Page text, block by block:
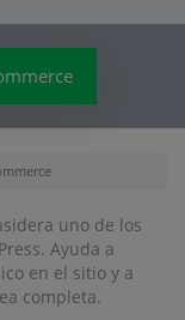
uno de los
Ayuda a
en el sitio y a
completa.